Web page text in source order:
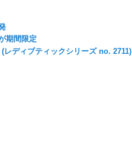
期間限定
ディブティックシリーズ no. 2711)